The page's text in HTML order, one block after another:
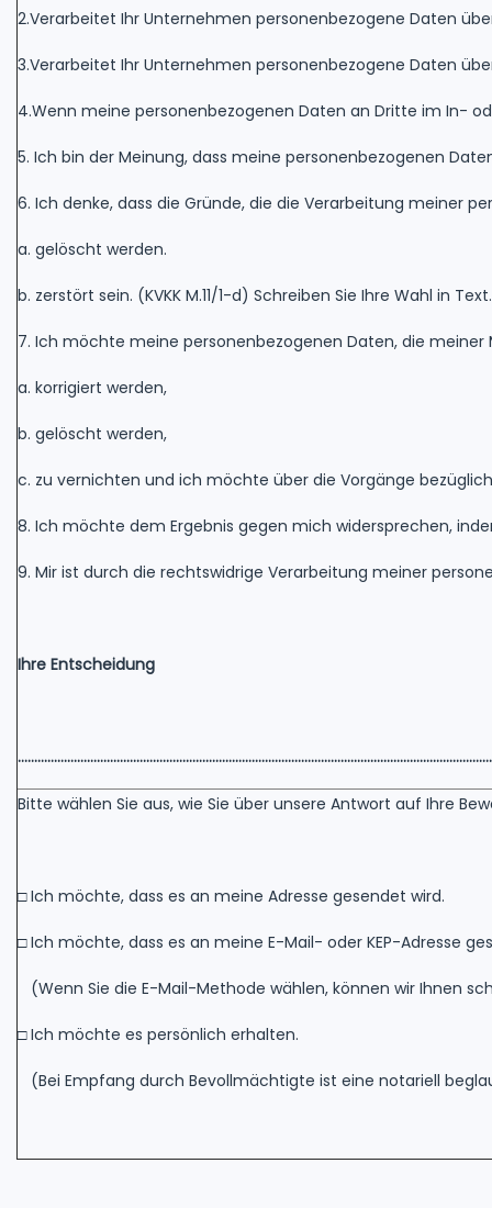
2.Verarbeitet Ihr Unternehmen personenbezogene Daten
3.Verarbeitet Ihr Unternehmen personenbezogene Daten
4.Wenn meine personenbezogenen Daten an Dritte im In-
5. Ich bin der Meinung, dass meine personenbezogenen
6. Ich denke, dass die Gründe, die die Verarbeitung meiner
a. gelöscht werden.
b. zerstört sein. (KVKK M.11/1-d) Schreiben Sie Ihre Wahl in Text.
7. Ich möchte meine personenbezogenen Daten, die
a. korrigiert werden,
b. gelöscht werden,
c. zu vernichten und ich möchte über die Vorgänge
8. Ich möchte dem Ergebnis gegen mich widersprechen,
9. Mir ist durch die rechtswidrige Verarbeitung meiner
Ihre Entscheidung
Bitte wählen Sie aus, wie Sie über unsere Antwort auf Ihre
□ Ich möchte, dass es an meine Adresse gesendet wird.
□ Ich möchte, dass es an meine E-Mail- oder KEP-Adresse
(Wenn Sie die E-Mail-Methode wählen, können wir Ihnen
□ Ich möchte es persönlich erhalten.
(Bei Empfang durch Bevollmächtigte ist eine notariell